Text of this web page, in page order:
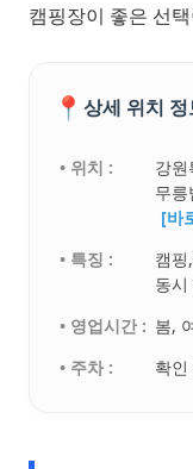
캠핑장이 좋은 선
📍 상세 위치 정
• 위치 :
강
무
[바
• 특징 :
캠
동시
• 영업시간 : 봄,
• 주차 :
확인